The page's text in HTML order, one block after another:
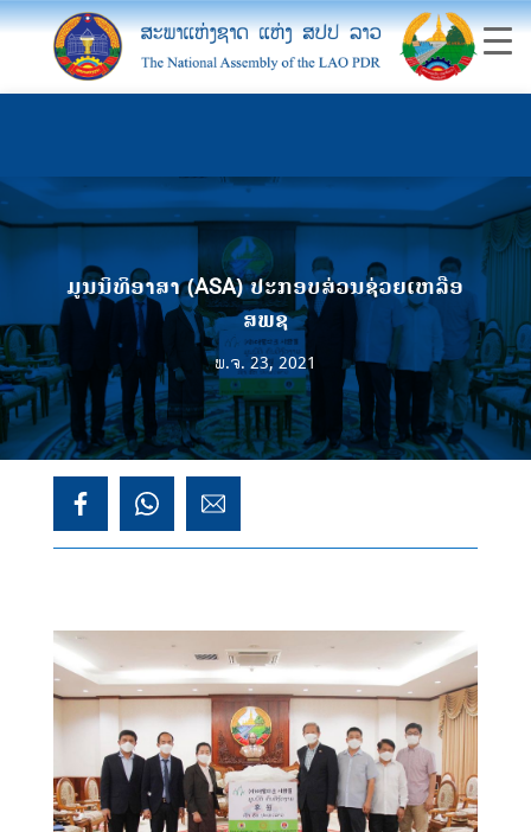
ມູນນິທິອາສາ (ASA) ປະກອບສ່ວນຊ່ວຍເຫລືອ
ສພຊ
ພ.ຈ. 23, 2021